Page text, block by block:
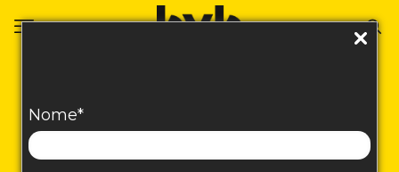
Nome*Mídia paga digital: o
que são, qual a
importância e como